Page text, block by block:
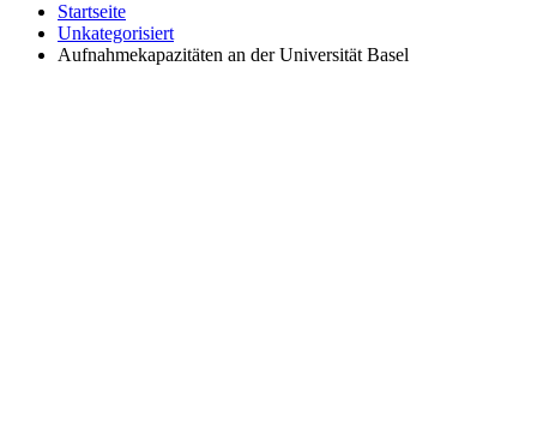
Startseite
Unkategorisiert
Aufnahmekapazitäten an der Universität Basel